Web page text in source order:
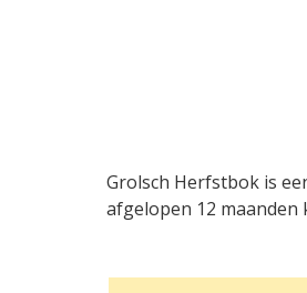
Grolsch Herfstbok is
afgelopen 12 maanden